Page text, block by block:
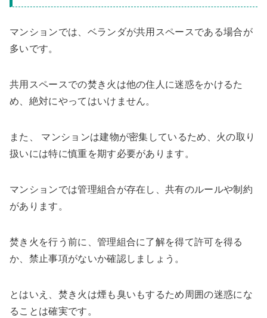
マンションでは、ベランダが共用スペースである場合が
多いです。
共用スペースでの焚き火は他の住人に迷惑をかけるた
め、絶対にやってはいけません。
また、 マンションは建物が密集しているため、火の取り
扱いには特に慎重を期す必要があります。
マンションでは管理組合が存在し、共有のルールや制約
があります。
焚き火を行う前に、管理組合に了解を得て許可を得る
か、禁止事項がないか確認しましょう。
とはいえ、焚き火は煙も臭いもするため周囲の迷惑にな
ることは確実です。